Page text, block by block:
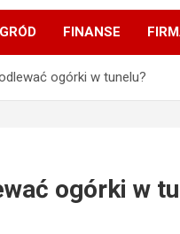
FINANSE
ogórki w tunelu?
ogórki w